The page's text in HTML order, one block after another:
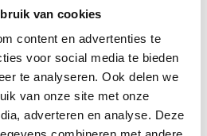
van cookies
content en advertenties te
voor social media te bieden
te analyseren. Ook delen we
van onze site met onze
adverteren en analyse. Deze
Black Brushed Oak